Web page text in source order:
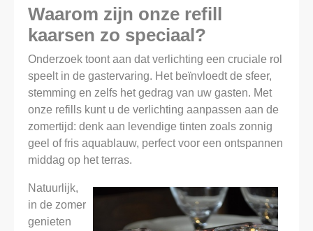
Waarom zijn onze refill
kaarsen zo speciaal?
Onderzoek toont aan dat verlichting een cruciale rol
speelt in de gastervaring. Het beïnvloedt de sfeer,
stemming en zelfs het gedrag van uw gasten. Met
onze refills kunt u de verlichting aanpassen aan de
zomertijd: denk aan levendige tinten zoals zonnig
geel of fris aquablauw, perfect voor een ontspannen
middag op het terras.
Natuurlijk,
in de zomer
genieten